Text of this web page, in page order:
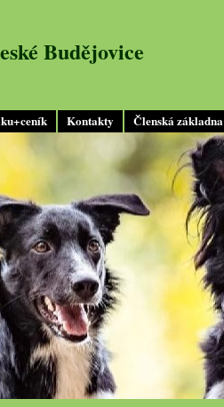
Kontakty Členská základna
Budějovice